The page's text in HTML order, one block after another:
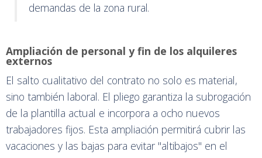
demandas de la zona rural.
Ampliación de personal y fin de los alquileres
externos
El salto cualitativo del contrato no solo es material,
sino también laboral. El pliego garantiza la subrogación
de la plantilla actual e incorpora a ocho nuevos
trabajadores fijos. Esta ampliación permitirá cubrir las
vacaciones y las bajas para evitar "altibajos" en el